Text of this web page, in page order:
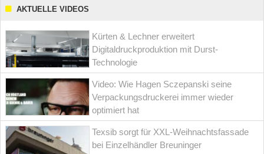
AKTUELLE VIDEOS
Kürten & Lechner erweitert
Digitaldruckproduktion mit Durst-
Technologie
Video: Wie Hagen Sczepanski seine
Verpackungsdruckerei immer wieder
optimiert hat
Texsib sorgt für XXL-Weihnachtsfassade
bei Einzelhändler Breuninger